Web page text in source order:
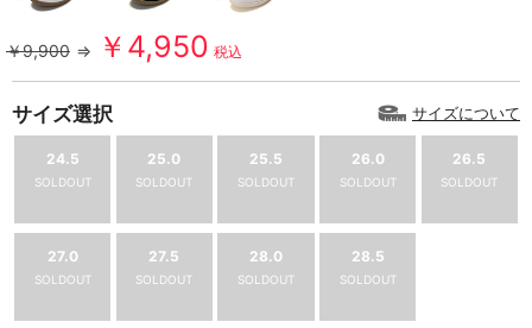
￥9,900 ⇒ ￥4,950 税込
サイズ選択 サイズについて
24.5
SOLDOUT
25.0
SOLDOUT
25.5
SOLDOUT
26.0
SOLDOUT
26.5
SOLDOUT
27.0
SOLDOUT
27.5
SOLDOUT
28.0
SOLDOUT
28.5
SOLDOUT